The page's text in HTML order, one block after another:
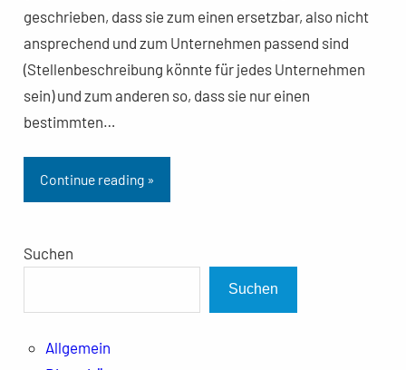
geschrieben, dass sie zum einen ersetzbar, also nicht
ansprechend und zum Unternehmen passend sind
(Stellenbeschreibung könnte für jedes Unternehmen
sein) und zum anderen so, dass sie nur einen
bestimmten…
Continue reading »
Suchen
Suchen
Allgemein